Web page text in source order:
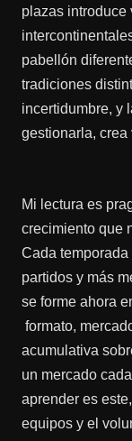
plazas
pabellón
tradiciones
incertidumbre, y
gestionarla, crea
Mi lectura es
crecimiento que
Cada
partidos y más
se forme ahora
formato,
acumulativa
un mercado
aprender es
equipos y el